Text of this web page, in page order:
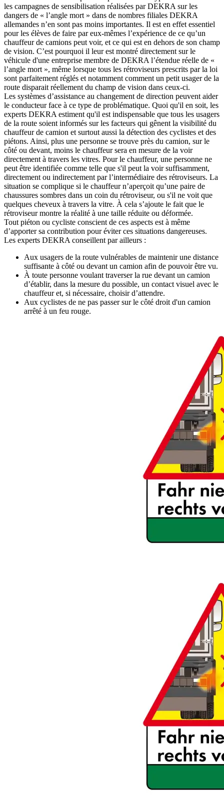
les campagnes de sensibilisation réalisées par DEKRA sur les
dangers de « l’angle mort » dans de nombres filiales DEKRA
allemandes n’en sont pas moins importantes. Il est en effet essentiel
pour les élèves de faire par eux-mêmes l’expérience de ce qu’un
chauffeur de camions peut voir, et ce qui est en dehors de son champ
de vision. C’est pourquoi il leur est montré directement sur le
véhicule d'une entreprise membre de DEKRA l’étendue réelle de «
l’angle mort », même lorsque tous les rétroviseurs prescrits par la loi
sont parfaitement réglés et notamment comment un petit usager de la
route disparait réellement du champ de vision dans ceux-ci.
Les systèmes d’assistance au changement de direction peuvent aider
le conducteur face à ce type de problématique. Quoi qu'il en soit, les
experts DEKRA estiment qu'il est indispensable que tous les usagers
de la route soient informés sur les facteurs qui gênent la visibilité du
chauffeur de camion et surtout aussi la détection des cyclistes et des
piétons. Ainsi, plus une personne se trouve près du camion, sur le
côté ou devant, moins le chauffeur sera en mesure de la voir
directement à travers les vitres. Pour le chauffeur, une personne ne
peut être identifiée comme telle que s'il peut la voir suffisamment,
directement ou indirectement par l’intermédiaire des rétroviseurs. La
situation se complique si le chauffeur n’aperçoit qu’une paire de
chaussures sombres dans un coin du rétroviseur, ou s'il ne voit que
quelques cheveux à travers la vitre. À cela s’ajoute le fait que le
rétroviseur montre la réalité à une taille réduite ou déformée.
Tout piéton ou cycliste conscient de ces aspects est à même
d’apporter sa contribution pour éviter ces situations dangereuses.
Les experts DEKRA conseillent par ailleurs :
Aux usagers de la route vulnérables de maintenir une distance
suffisante à côté ou devant un camion afin de pouvoir être vu.
À toute personne voulant traverser la rue devant un camion
d’établir, dans la mesure du possible, un contact visuel avec le
chauffeur et, si nécessaire, choisir d’attendre.
Aux cyclistes de ne pas passer sur le côté droit d'un camion
arrêté à un feu rouge.